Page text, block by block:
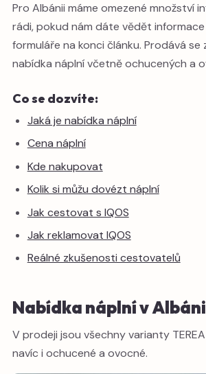
Pro Albánii máme omezené množství
rádi, pokud nám dáte vědět
formuláře na konci článku. Prodává
nabídka náplní včetně ochucených a
Co se dozvíte:
Jaká je nabídka náplní
Cena náplní
Kde nakupovat
Kolik si můžu dovézt náplní
Jak cestovat s IQOS
Jak reklamovat IQOS
Reálné zkušenosti cestovatelů
Nabídka náplní v
V prodeji jsou všechny varianty
navíc i ochucené a ovocné.